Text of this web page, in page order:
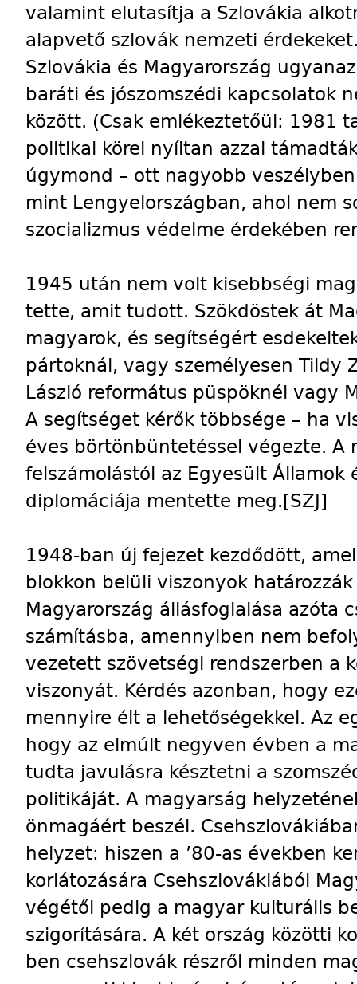
valamint elutasítja a Szlovákia
alapvető szlovák nemzeti
Szlovákia és Magyarország
baráti és jószomszédi kapcsolatok
között. (Csak emlékeztetőül: 1981
politikai körei nyíltan azzal
úgymond – ott nagyobb
mint Lengyelországban, ahol nem
szocializmus védelme érdekében
1945 után nem volt kisebbségi
tette, amit tudott. Szökdöstek át
magyarok, és segítségért
pártoknál, vagy személyesen Tildy
László református püspöknél vagy
A segítséget kérők többsége – ha
éves börtönbüntetéssel végezte. A
felszámolástól az Egyesült Államok
diplomáciája mentette meg.[SZJ]
1948-ban új fejezet kezdődött,
blokkon belüli viszonyok
Magyarország állásfoglalása azóta
számításba, amennyiben nem
vezetett szövetségi rendszerben a
viszonyát. Kérdés azonban, hogy
mennyire élt a lehetőségekkel. Az
hogy az elmúlt negyven évben a
tudta javulásra késztetni a
politikáját. A magyarság
önmagáért beszél.
helyzet: hiszen a ’80-as években
korlátozására Csehszlovákiából
végétől pedig a magyar kulturális
szigorítására. A két ország közötti
ben csehszlovák részről minden